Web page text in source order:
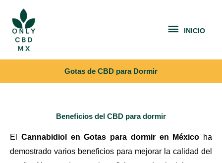
contenido
INICIO
Gotas de CBD para Dormir
Beneficios del CBD para dormir
El Cannabidiol en Gotas para dormir en México ha
demostrado varios beneficios para mejorar la calidad del